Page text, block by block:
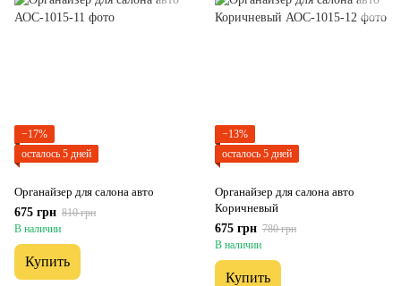
−17%
осталось 5 дней
Органайзер для салона авто
675 грн 810 грн
В наличии
Купить
−13%
осталось 5 дней
Органайзер для салона авто
Коричневый
675 грн 780 грн
В наличии
Купить